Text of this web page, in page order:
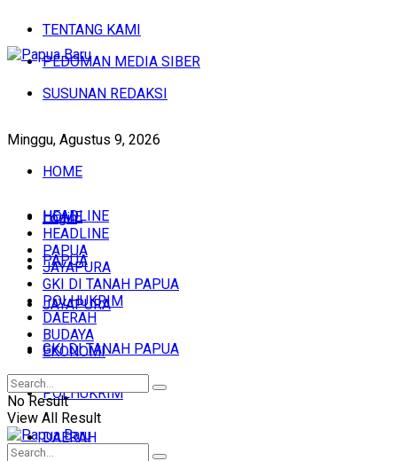
TENTANG KAMI
PEDOMAN MEDIA SIBER
SUSUNAN REDAKSI
Minggu, Agustus 9, 2026
Login
HOME
HEADLINE
PAPUA
JAYAPURA
GKI DI TANAH PAPUA
POLHUKRIM
DAERAH
HOME
HEADLINE
PAPUA
JAYAPURA
GKI DI TANAH PAPUA
POLHUKRIM
DAERAH
BUDAYA
EKONOMI
No Result
View All Result